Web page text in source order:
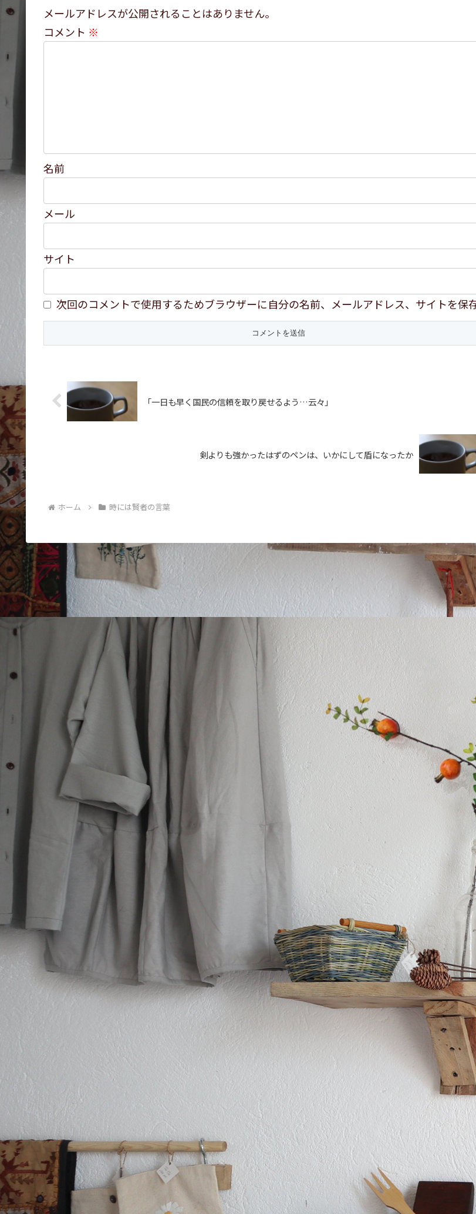
メールアドレスが公開されることはありません。
コメント ※
名前
メール
サイト
次回のコメントで使用するためブラウザーに自分の名前、メールアドレス、サイトを保
「一日も早く国民の信頼を取り戻せるよう…云々」
剣よりも強かったはずのペンは、いかにして盾になったか
ホーム 時には賢者の言葉